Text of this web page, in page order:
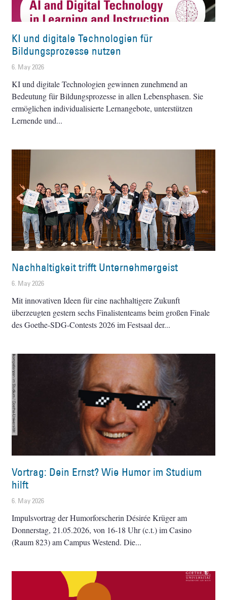
KI und digitale Technologien für
Bildungsprozesse nutzen
6. May 2026
KI und digitale Technologien gewinnen zunehmend an
Bedeutung für Bildungsprozesse in allen Lebensphasen. Sie
ermöglichen individualisierte Lernangebote, unterstützen
Lernende und
Nachhaltigkeit trifft Unternehmergeist
6. May 2026
Mit innovativen Ideen für eine nachhaltigere Zukunft
überzeugten gestern sechs Finalistenteams beim großen Finale
des Goethe-SDG-Contests 2026 im Festsaal der
Vortrag: Dein Ernst? Wie Humor im Studium
hilft
6. May 2026
Impulsvortrag der Humorforscherin Désirée Krüger am
Donnerstag, 21.05.2026, von 16-18 Uhr (c.t.) im Casino
(Raum 823) am Campus Westend. Die